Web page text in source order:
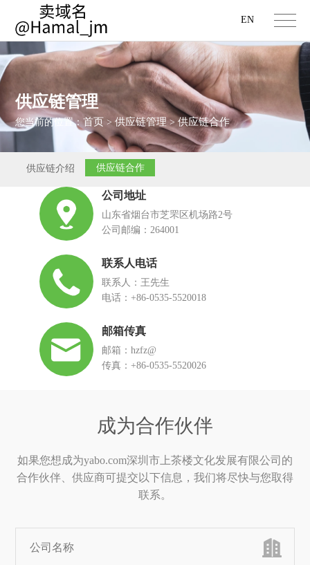
EN
供应链管理
您当前的位置：首页 >供应链管理>供应链合作
供应链介绍 供应链合作
公司地址
山东省烟台市芝罘区机场路2号
公司邮编：264001
联系人电话
联系人：王先生
电话：+86-0535-5520018
邮箱传真
邮箱：hzfz@
传真：+86-0535-5520026
成为合作伙伴
如果您想成为yabo.com深圳市上茶楼文化发展有限公司的
合作伙伴、供应商可提交以下信息，我们将尽快与您取得
联系。